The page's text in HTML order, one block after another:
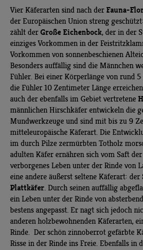
Vier Käferarten sind nach der Fauna-
der Europäischen Union streng
zählt der Große Eichenbock, der in der
einziges Vorkommen in der
Vorkommen von sonnenbeschienen
Besonders auffällig sind die Männchen
Fühler. Bei einer Körperlänge von rund
die Fühler 10 Zentimeter Länge
auch der ebenfalls im Gebiet vertretene
männlichen Hirschkäfer entwickeln die
Mundwerkzeuge und sind mit bis zu 9
mitteleuropäische Käferart. Die
im durch Pilze zermürbten Totholz
adulten Käfer ernähren sich vom Saft
verborgenes Leben unter der Rinde von
eine andere äußerst seltene Käferart: der
Plattkäfer. Durch seinen auffällig
ein Leben unter der Rinde von
bestens angepasst. Er nagt sich jedoch
anderen holzbewohnenden Käferarten,
Rinde. Der schön zinnoberrot gefärbte
Risse in der Rinde ins Freie. Ebenfalls in